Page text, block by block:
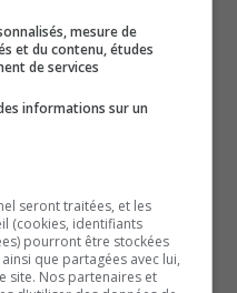
offrons vos nouvelles
à des journalistes
mesure de
et du contenu, études
de services
informations sur un
seront traitées, et les
(cookies, identifiants
pourront être stockées
que partagées avec lui,
site. Nos partenaires et